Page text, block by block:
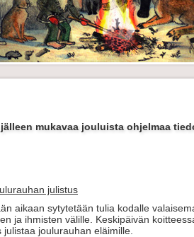
mukavaa jouluista ohjelmaa
julistus
aikaan sytytetään tulia kodalle
ja ihmisten välille. Keskipäivän
julistaa joulurauhan eläimille.